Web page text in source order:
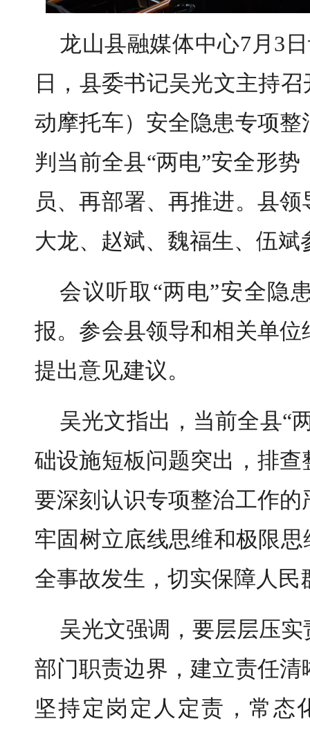
龙山县融媒体中心7月3
日，县委书记吴光文主持
动摩托车）安全隐患专项
判当前全县“两电”安全形
员、再部署、再推进。县
大龙、赵斌、魏福生、伍斌
会议听取“两电”安全隐
报。参会县领导和相关单
提出意见建议。
吴光文指出，当前全县“
础设施短板问题突出，排
要深刻认识专项整治工作
牢固树立底线思维和极限
全事故发生，切实保障人民
吴光文强调，要层层压
部门职责边界，建立责任
坚持定岗定人定责，常态